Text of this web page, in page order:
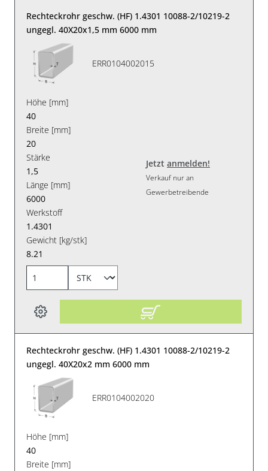
Rechteckrohr geschw. (HF) 1.4301 10088-2/10219-2
ungegl. 40X20x1,5 mm 6000 mm
ERR0104002015
Höhe [mm]
40
Breite [mm]
20
Stärke
1,5
Länge [mm]
6000
Werkstoff
1.4301
Gewicht [kg/stk]
8.21
Jetzt anmelden!
Verkauf nur an
Gewerbetreibende
Rechteckrohr geschw. (HF) 1.4301 10088-2/10219-2
ungegl. 40X20x2 mm 6000 mm
ERR0104002020
Höhe [mm]
40
Breite [mm]